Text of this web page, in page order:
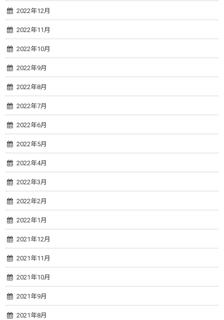
2022年12月
2022年11月
2022年10月
2022年9月
2022年8月
2022年7月
2022年6月
2022年5月
2022年4月
2022年3月
2022年2月
2022年1月
2021年12月
2021年11月
2021年10月
2021年9月
2021年8月